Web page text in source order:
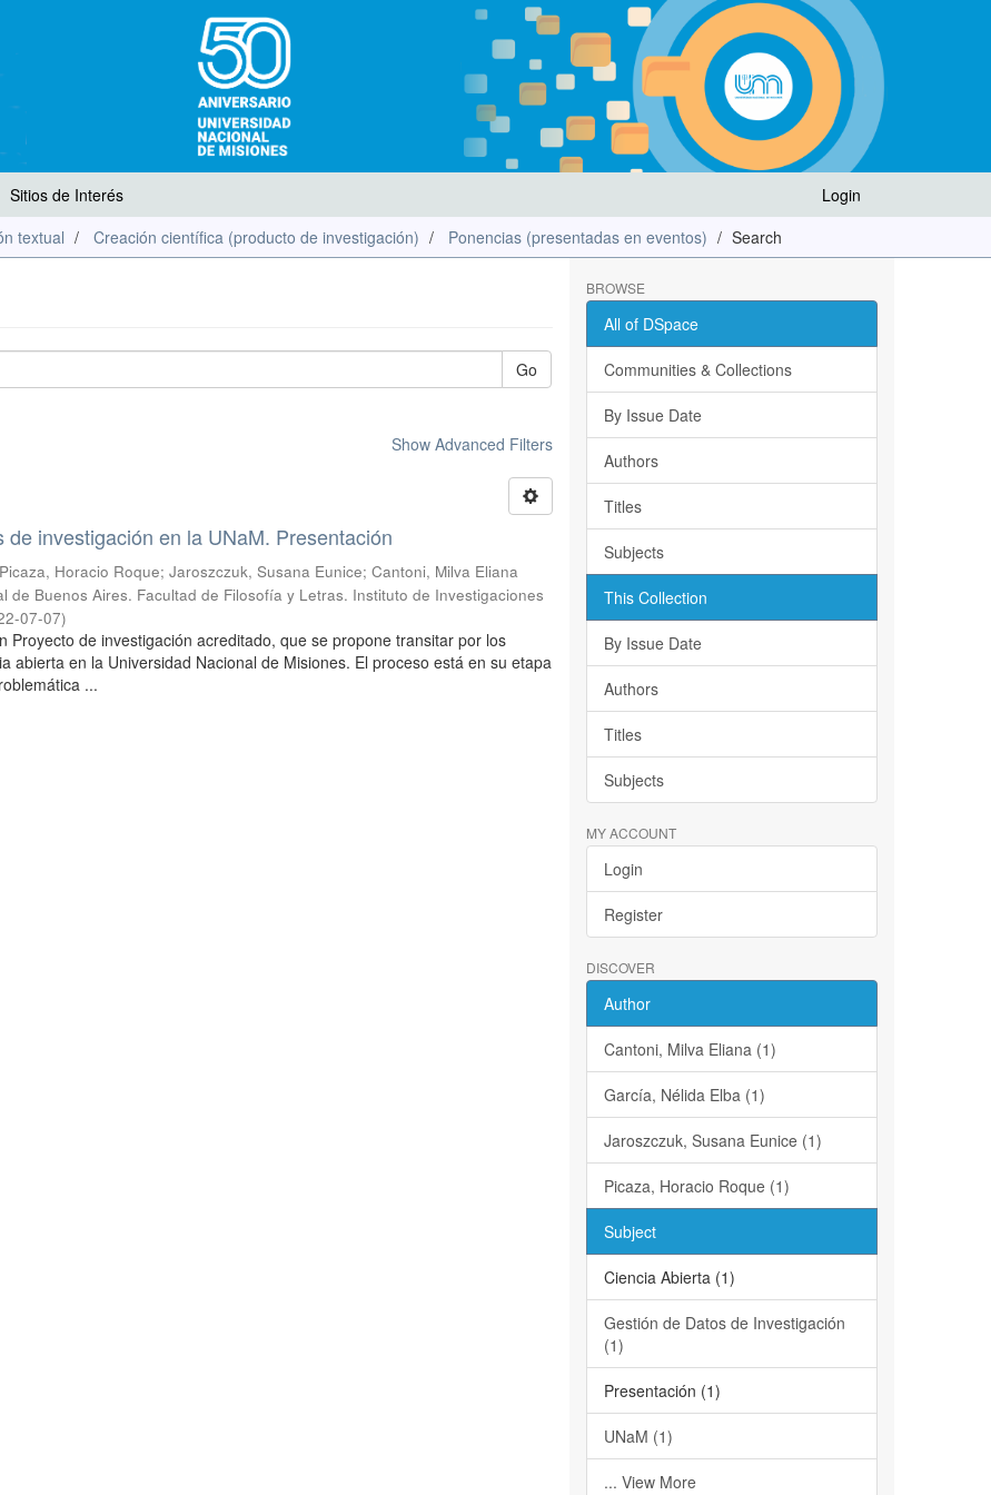
Login
Sitios de Interés
textual Creación científica (producto de investigación) Ponencias (presentadas en eventos) Search
Go
Show Advanced Filters
de investigación en la UNaM. Presentación
Horacio Roque; Jaroszczuk, Susana Eunice; Cantoni, Milva Eliana
de Buenos Aires. Facultad de Filosofía y Letras. Instituto de Investigaciones
07-07)
Proyecto de investigación acreditado, que se propone transitar por los
abierta en la Universidad Nacional de Misiones. El proceso está en su etapa
...
BROWSE
All of DSpace
Communities & Collections
By Issue Date
Authors
Titles
Subjects
This Collection
By Issue Date
Authors
Titles
Subjects
MY ACCOUNT
Login
Register
DISCOVER
Author
Cantoni, Milva Eliana (1)
García, Nélida Elba (1)
Jaroszczuk, Susana Eunice (1)
Picaza, Horacio Roque (1)
Subject
Ciencia Abierta (1)
Gestión de Datos de Investigación
(1)
Presentación (1)
UNaM (1)
... View More